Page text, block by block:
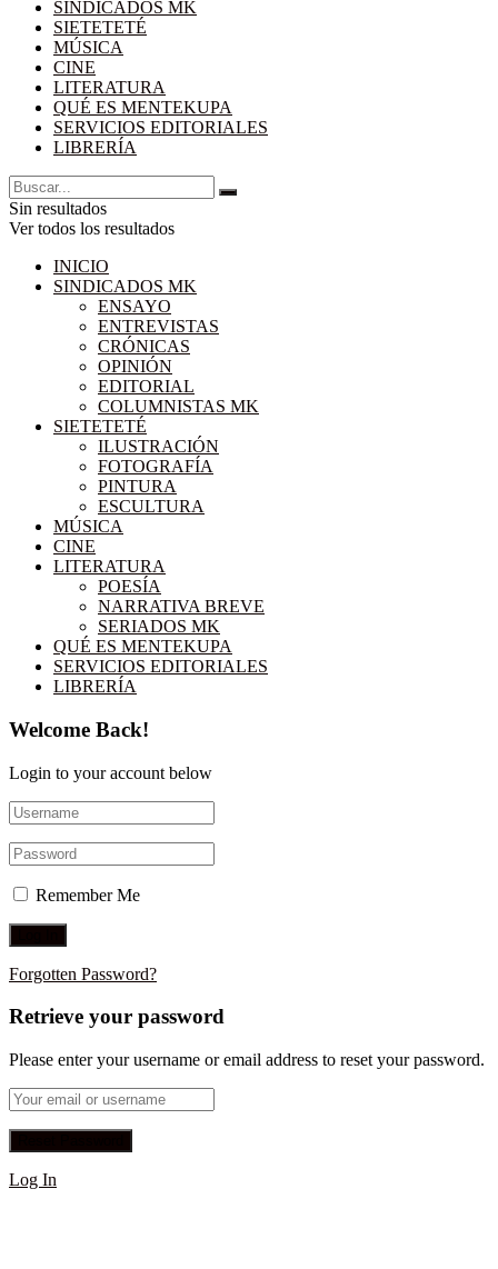
SINDICADOS MK
SIETETETÉ
MÚSICA
CINE
LITERATURA
QUÉ ES MENTEKUPA
SERVICIOS EDITORIALES
LIBRERÍA
Sin resultados
Ver todos los resultados
INICIO
SINDICADOS MK
ENSAYO
ENTREVISTAS
CRÓNICAS
OPINIÓN
EDITORIAL
COLUMNISTAS MK
SIETETETÉ
ILUSTRACIÓN
FOTOGRAFÍA
PINTURA
ESCULTURA
MÚSICA
CINE
LITERATURA
POESÍA
NARRATIVA BREVE
SERIADOS MK
QUÉ ES MENTEKUPA
SERVICIOS EDITORIALES
LIBRERÍA
Welcome Back!
Login to your account below
Remember Me
Forgotten Password?
Retrieve your password
Please enter your username or email address to reset your password.
Log In